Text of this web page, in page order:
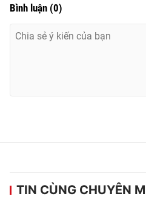
Cơ quan chủ quản:
Cơ quan báo chí:Thời báo VTV
024.38 355 931 -
Ðiện thoại Thời báo VTV:024.66
Bình luận (0)
TIN CÙNG CHUYÊN